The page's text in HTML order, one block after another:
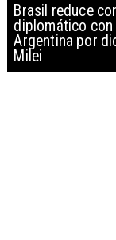
China restringe
exportación de
EEUU y sanciona
empresas